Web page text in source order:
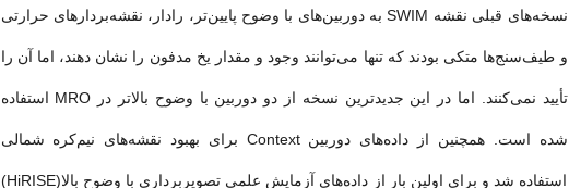
نسخه‌های قبلی نقشه SWIM به دوربین‌های با وضوح پایین‌تر، رادار، نقشه‌بردارهای حرارتی
و طیف‌سنج‌ها متکی بودند که تنها می‌توانند وجود و مقدار یخ مدفون را نشان دهند، اما آن را
تأیید نمی‌کنند. اما در این جدیدترین نسخه از دو دوربین با وضوح بالاتر در MRO استفاده
شده است. همچنین از داده‌های دوربین Context برای بهبود نقشه‌های نیم‌کره شمالی
استفاده شد و برای اولین بار از داده‌های آزمایش علمی تصویربرداری با وضوح بالا(HiRISE)